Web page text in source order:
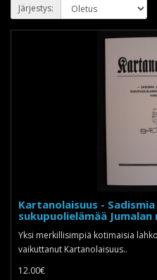
Järjestys:
Kartanolaisuus -
sukupuolielämää
Yksi merkillisimpiä kotimaisia
vaikuttanut Kartanolaisuus..
12.00€